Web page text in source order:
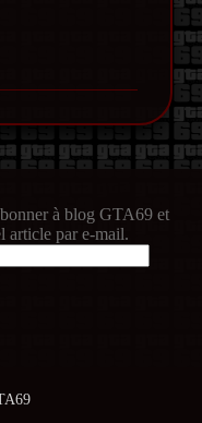
à blog GTA69 et
article par e-mail.